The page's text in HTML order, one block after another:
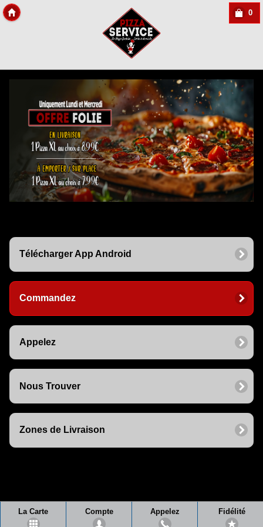
0
Télécharger App Android
Commandez
Appelez
Nous Trouver
Zones de Livraison
La Carte Compte Appelez Fidélité
Copyright Des-click